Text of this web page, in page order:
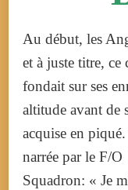
Au début, les
et à juste titre,
fondait sur ses
altitude avant de
acquise en
narrée par le F/
Squadron: « Je